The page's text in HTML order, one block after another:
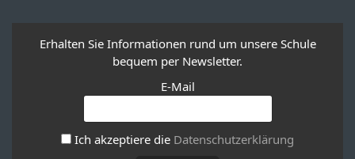
Erhalten Sie Informationen rund um unsere Schule
bequem per Newsletter.
E-Mail
Ich akzeptiere die Datenschutzerklärung